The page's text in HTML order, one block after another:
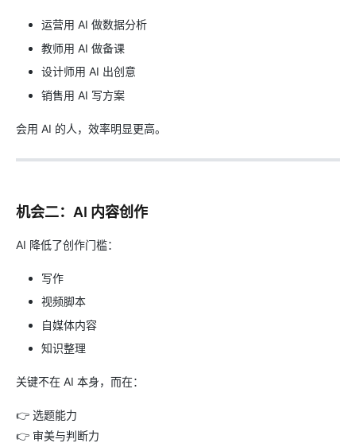
运营用 AI 做数据分析
教师用 AI 做备课
设计师用 AI 出创意
销售用 AI 写方案
会用 AI 的人，效率明显更高。
机会二：AI 内容创作
AI 降低了创作门槛：
写作
视频脚本
自媒体内容
知识整理
关键不在 AI 本身，而在：
👉 选题能力
👉 审美与判断力